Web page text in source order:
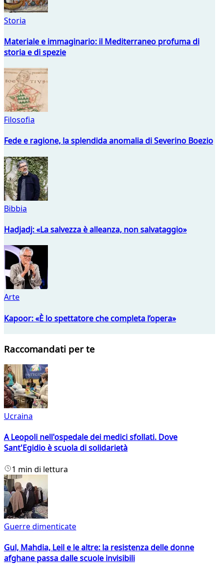
Storia
Materiale e immaginario: il Mediterraneo profuma di
storia e di spezie
Filosofia
Fede e ragione, la splendida anomalia di Severino Boezio
Bibbia
Hadjadj: «La salvezza è alleanza, non salvataggio»
Arte
Kapoor: «È lo spettatore che completa l’opera»
Raccomandati per te
Ucraina
A Leopoli nell'ospedale dei medici sfollati. Dove
Sant'Egidio è scuola di solidarietà
1 min di lettura
Guerre dimenticate
Gul, Mahdia, Leil e le altre: la resistenza delle donne
afghane passa dalle scuole invisibili